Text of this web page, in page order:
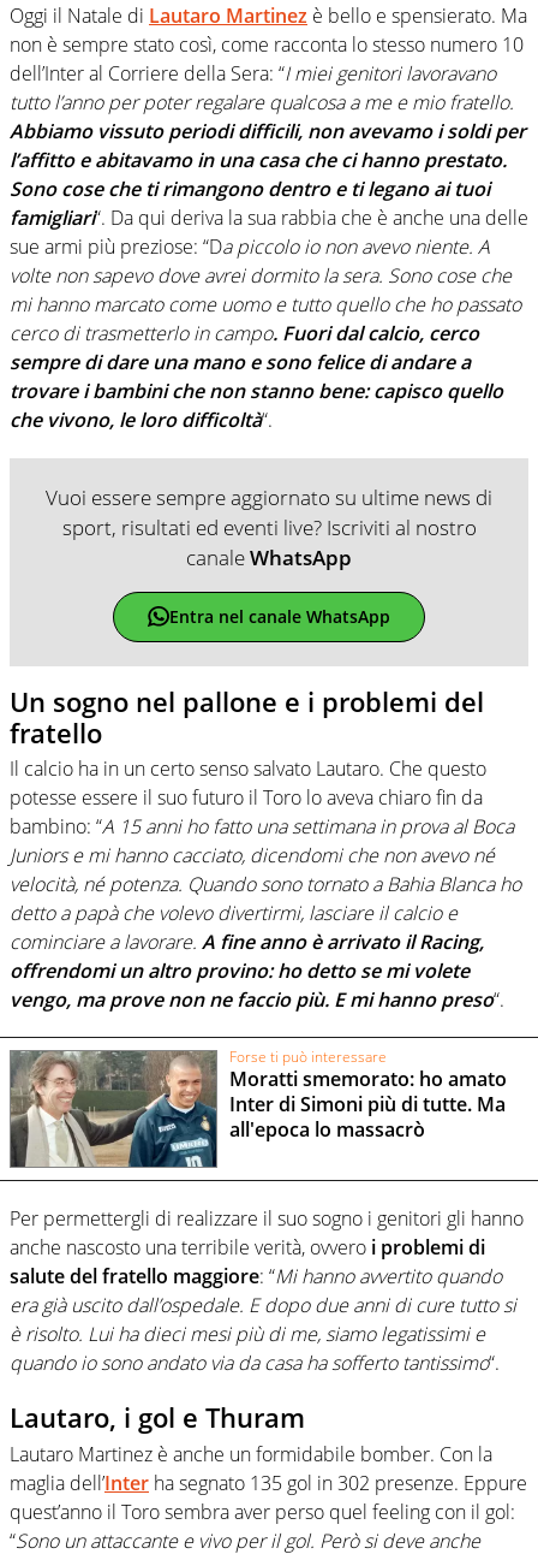
Oggi il Natale di Lautaro Martinez è bello e spensierato. Ma
non è sempre stato così, come racconta lo stesso numero 10
dell’Inter al Corriere della Sera: “I miei genitori lavoravano
tutto l’anno per poter regalare qualcosa a me e mio fratello.
Abbiamo vissuto periodi difficili, non avevamo i soldi per
l’affitto e abitavamo in una casa che ci hanno prestato.
Sono cose che ti rimangono dentro e ti legano ai tuoi
famigliari“. Da qui deriva la sua rabbia che è anche una delle
sue armi più preziose: “Da piccolo io non avevo niente. A
volte non sapevo dove avrei dormito la sera. Sono cose che
mi hanno marcato come uomo e tutto quello che ho passato
cerco di trasmetterlo in campo. Fuori dal calcio, cerco
sempre di dare una mano e sono felice di andare a
trovare i bambini che non stanno bene: capisco quello
che vivono, le loro difficoltà“.
Vuoi essere sempre aggiornato su ultime news di
sport, risultati ed eventi live? Iscriviti al nostro
canaleWhatsApp
Entra nel canale WhatsApp
Un sogno nel pallone e i problemi del
fratello
Il calcio ha in un certo senso salvato Lautaro. Che questo
potesse essere il suo futuro il Toro lo aveva chiaro fin da
bambino: “A 15 anni ho fatto una settimana in prova al Boca
Juniors e mi hanno cacciato, dicendomi che non avevo né
velocità, né potenza. Quando sono tornato a Bahia Blanca ho
detto a papà che volevo divertirmi, lasciare il calcio e
cominciare a lavorare. A fine anno è arrivato il Racing,
offrendomi un altro provino: ho detto se mi volete
vengo, ma prove non ne faccio più. E mi hanno preso“.
Forse ti può interessare
Moratti smemorato: ho amato
Inter di Simoni più di tutte. Ma
all'epoca lo massacrò
Per permettergli di realizzare il suo sogno i genitori gli hanno
anche nascosto una terribile verità, ovvero i problemi di
salute del fratello maggiore: “Mi hanno avvertito quando
era già uscito dall’ospedale. E dopo due anni di cure tutto si
è risolto. Lui ha dieci mesi più di me, siamo legatissimi e
quando io sono andato via da casa ha sofferto tantissimo“.
Lautaro, i gol e Thuram
Lautaro Martinez è anche un formidabile bomber. Con la
maglia dell’Inter ha segnato 135 gol in 302 presenze. Eppure
quest’anno il Toro sembra aver perso quel feeling con il gol:
“Sono un attaccante e vivo per il gol. Però si deve anche